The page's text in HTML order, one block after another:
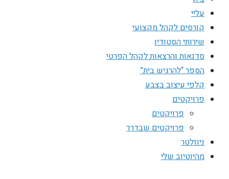
עליי
קורסים לקהל מקצועי
שירותי הסטודיו
סדנאות והרצאות לקהל הפרטי
הספר “להרגיש בית”
קלפי עיצוב בצבע
פרויקטים
פרויקטים
פרויקטים שבדרך
ניוזלטר
מהיוטיוב שלי